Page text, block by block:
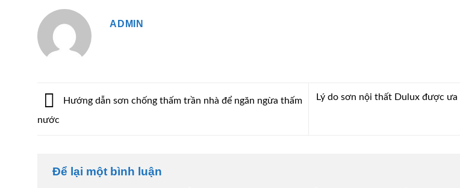
ADMIN
Hướng dẫn sơn chống thấm trần nhà để ngăn ngừa thấm
nước
Lý do sơn nội thất Dulux được
Để lại một bình luận